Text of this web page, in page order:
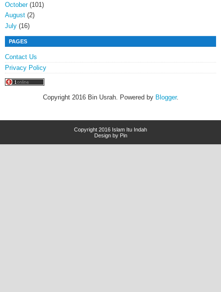
October(101)
August (2)
July (16)
PAGES
Contact Us
Privacy Policy
Copyright 2016 Bin Usrah. Powered by Blogger.
Copyright 2016 Islam Itu Indah
Design by Pin